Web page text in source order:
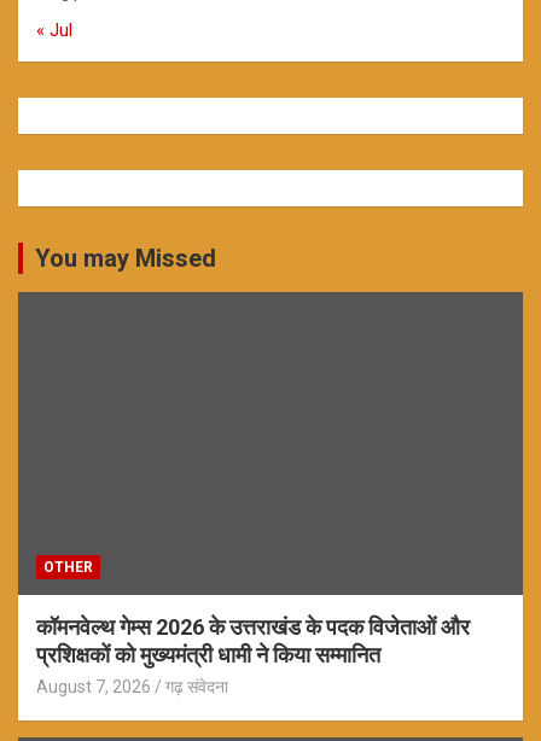
« Jul
You may Missed
OTHER
कॉमनवेल्थ गेम्स 2026 के उत्तराखंड के पदक विजेताओं और
प्रशिक्षकों को मुख्यमंत्री धामी ने किया सम्मानित
August 7, 2026 गढ़ संवेदना